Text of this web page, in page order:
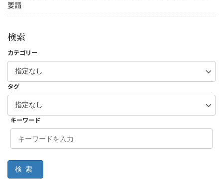
要請
検索
カテゴリー
タグ
キーワード
検索